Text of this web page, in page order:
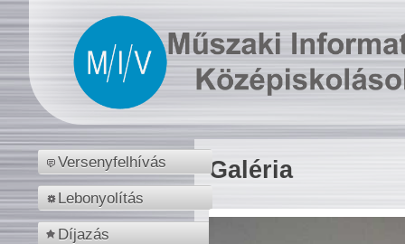
Versenyfelhívás
Lebonyolítás
Díjazás
Galéria